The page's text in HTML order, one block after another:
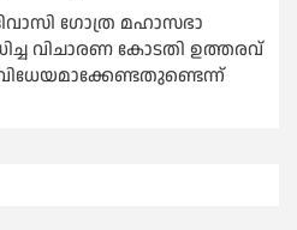
ഗോത്ര മഹാസഭാ
വിചാരണ കോടതി ഉത്തരവ്